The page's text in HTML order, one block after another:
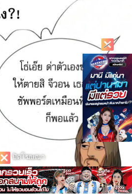
ปิดโฆษณา